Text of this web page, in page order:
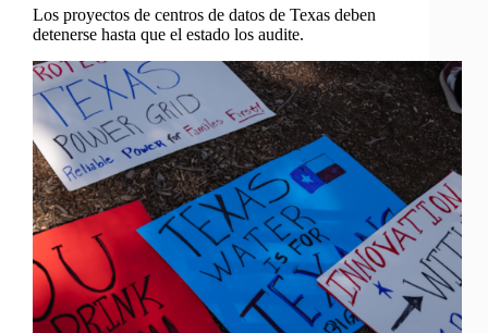
Los proyectos de centros de datos de Texas deben
detenerse hasta que el estado los audite.